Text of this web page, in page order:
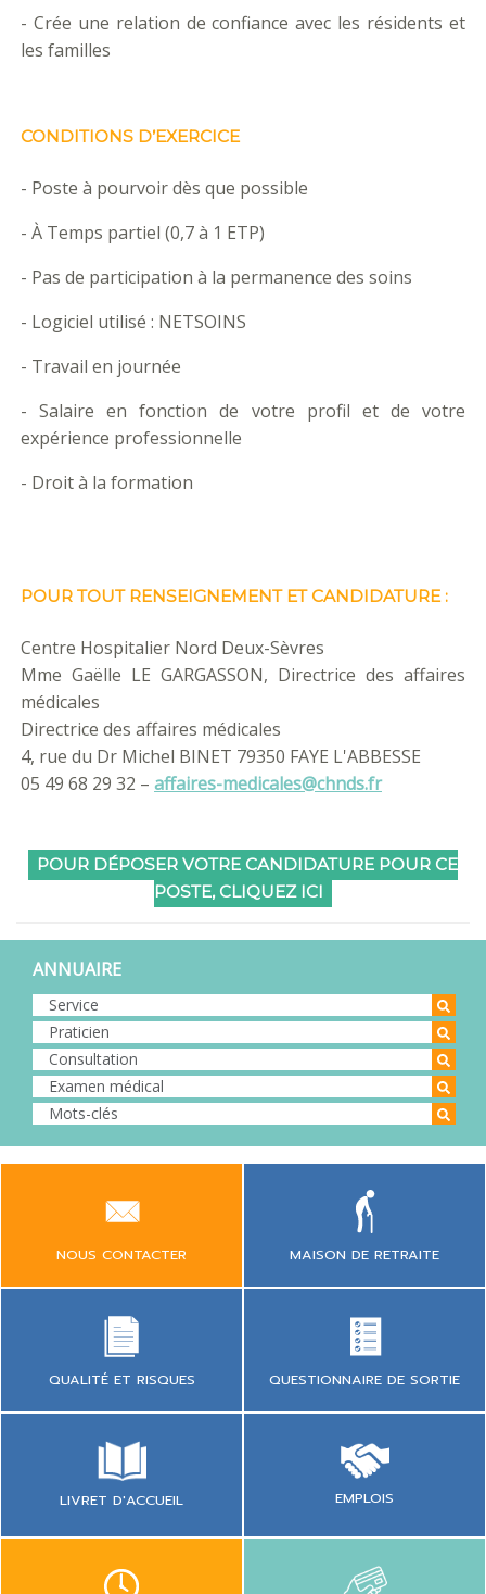
- Crée une relation de confiance avec les résidents et
les familles
CONDITIONS D’EXERCICE
- Poste à pourvoir dès que possible
- À Temps partiel (0,7 à 1 ETP)
- Pas de participation à la permanence des soins
- Logiciel utilisé : NETSOINS
- Travail en journée
- Salaire en fonction de votre profil et de votre
expérience professionnelle
- Droit à la formation
POUR TOUT RENSEIGNEMENT ET CANDIDATURE :
Centre Hospitalier Nord Deux-Sèvres
Mme Gaëlle LE GARGASSON, Directrice des affaires
médicales
Directrice des affaires médicales
4, rue du Dr Michel BINET 79350 FAYE L'ABBESSE
05 49 68 29 32 – affaires-medicales@chnds.fr
POUR DÉPOSER VOTRE CANDIDATURE POUR CE
POSTE, CLIQUEZ ICI
ANNUAIRE
NOUS CONTACTER MAISON DE RETRAITE
QUALITÉ ET RISQUES QUESTIONNAIRE DE SORTIE
LIVRET D'ACCUEIL EMPLOIS